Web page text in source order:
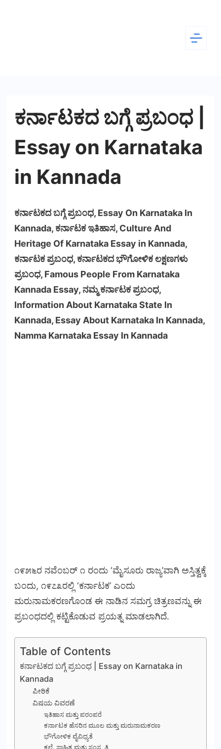
Kannada
ಕರ್ನಾಟಕದ ಬಗ್ಗೆ ಪ್ರಬಂಧ |
Essay on Karnataka
in Kannada
ಕರ್ನಾಟಕದ ಬಗ್ಗೆ ಪ್ರಬಂಧ, Essay On Karnataka In
Kannada, ಕರ್ನಾಟಕ ಇತಿಹಾಸ, Culture And
Heritage Of Karnataka Essay in Kannada,
ಕರ್ನಾಟಕ ಪ್ರಬಂಧ, ಕರ್ನಾಟಕದ ಭೌಗೋಳಿಕ ಲಕ್ಷಣಗಳು
ಪ್ರಬಂಧ, Famous People From Karnataka
Kannada Essay, ನಮ್ಮ ಕರ್ನಾಟಕ ಪ್ರಬಂಧ,
Information About Karnataka State In
Kannada, Essay About Karnataka In Kannada,
Namma Karnataka Essay In Kannada
೧೯೫೬ರ ನವೆಂಬರ್ ೧ ರಂದು ‘ಮೈಸೂರು ರಾಜ್ಯ’ವಾಗಿ ಅಸ್ತಿತ್ವಕ್ಕೆ
ಬಂದು, ೧೯೭೩ರಲ್ಲಿ ‘ಕರ್ನಾಟಕ’ ಎಂದು
ಮರುನಾಮಕರಣಗೊಂಡ ಈ ನಾಡಿನ ಸಮಗ್ರ ಚಿತ್ರಣವನ್ನು ಈ
ಪ್ರಬಂಧದಲ್ಲಿ ಕಟ್ಟಿಕೊಡುವ ಪ್ರಯತ್ನ ಮಾಡಲಾಗಿದೆ.
Table of Contents
ಕರ್ನಾಟಕದ ಬಗ್ಗೆ ಪ್ರಬಂಧ | Essay on Karnataka in
Kannada
ಪೀಠಿಕೆ
ವಿಷಯ ವಿವರಣೆ
ಇತಿಹಾಸ ಮತ್ತು ಪರಂಪರೆ
ಕರ್ನಾಟಕ ಹೆಸರಿನ ಮೂಲ ಮತ್ತು ಮರುನಾಮಕರಣ
ಭೌಗೋಳಿಕ ವೈವಿಧ್ಯತೆ
ಕಲೆ, ಸಾಹಿತ್ಯ ಮತ್ತು ಸಂಸ್ಕೃತಿ